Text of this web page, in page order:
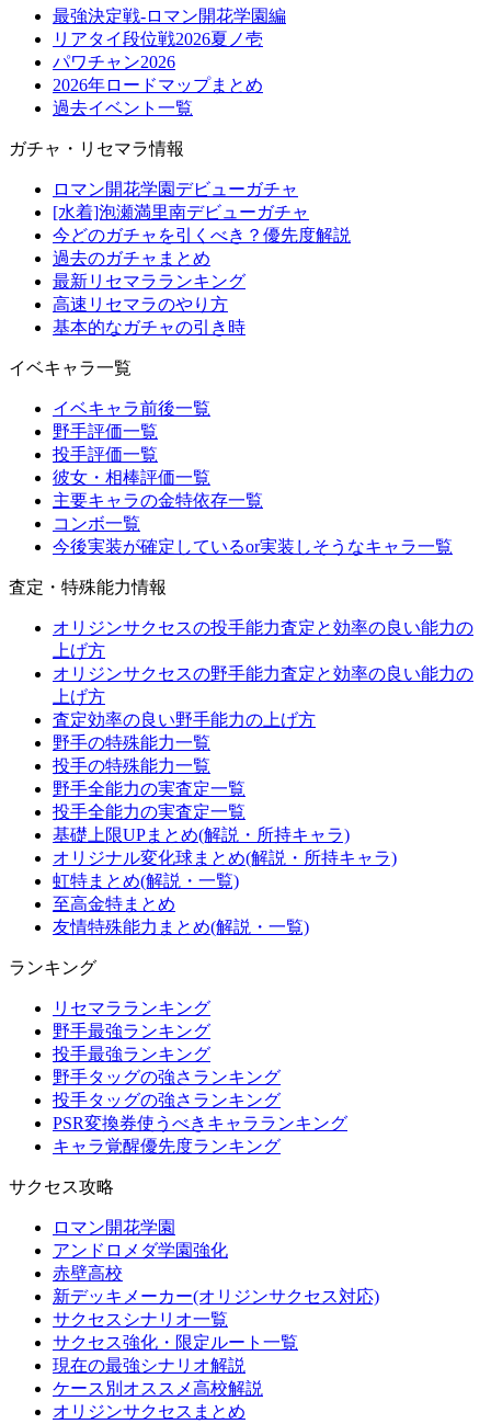
最強決定戦-ロマン開花学園編
リアタイ段位戦2026夏ノ壱
パワチャン2026
2026年ロードマップまとめ
過去イベント一覧
ガチャ・リセマラ情報
ロマン開花学園デビューガチャ
[水着]泡瀬満里南デビューガチャ
今どのガチャを引くべき？優先度解説
過去のガチャまとめ
最新リセマラランキング
高速リセマラのやり方
基本的なガチャの引き時
イベキャラ一覧
イベキャラ前後一覧
野手評価一覧
投手評価一覧
彼女・相棒評価一覧
主要キャラの金特依存一覧
コンボ一覧
今後実装が確定しているor実装しそうなキャラ一覧
査定・特殊能力情報
オリジンサクセスの投手能力査定と効率の良い能力の
上げ方
オリジンサクセスの野手能力査定と効率の良い能力の
上げ方
査定効率の良い野手能力の上げ方
野手の特殊能力一覧
投手の特殊能力一覧
野手全能力の実査定一覧
投手全能力の実査定一覧
基礎上限UPまとめ(解説・所持キャラ)
オリジナル変化球まとめ(解説・所持キャラ)
虹特まとめ(解説・一覧)
至高金特まとめ
友情特殊能力まとめ(解説・一覧)
ランキング
リセマラランキング
野手最強ランキング
投手最強ランキング
野手タッグの強さランキング
投手タッグの強さランキング
PSR変換券使うべきキャラランキング
キャラ覚醒優先度ランキング
サクセス攻略
ロマン開花学園
アンドロメダ学園強化
赤壁高校
新デッキメーカー(オリジンサクセス対応)
サクセスシナリオ一覧
サクセス強化・限定ルート一覧
現在の最強シナリオ解説
ケース別オススメ高校解説
オリジンサクセスまとめ